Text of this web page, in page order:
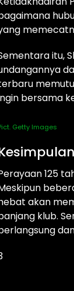
itu,
bersama
Getty Images
125
akan
klub.